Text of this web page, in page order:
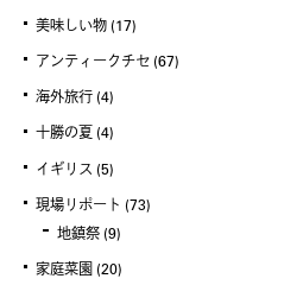
美味しい物 (17)
アンティークチセ (67)
海外旅行 (4)
十勝の夏 (4)
イギリス (5)
現場リポート (73)
地鎮祭 (9)
家庭菜園 (20)